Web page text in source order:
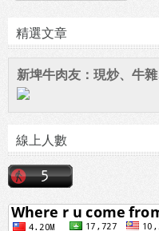
精選文章
新埤牛肉友：現炒、牛
線上人數